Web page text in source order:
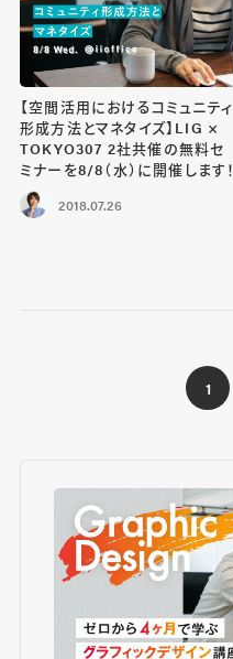
【空間活用におけるコミュニティ
形成方法とマネタイズ】LIG ×
TOKYO307 2社共催の無料セ
ミナーを8/8（水）に開催します！
2018.07.26
1